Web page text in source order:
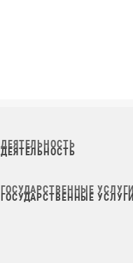
ДЕЯТЕЛЬНОСТЬ
ГОСУДАРСТВЕННЫЕ УСЛУГИ